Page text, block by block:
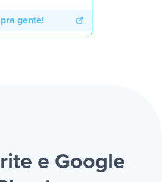
gente!
e Google